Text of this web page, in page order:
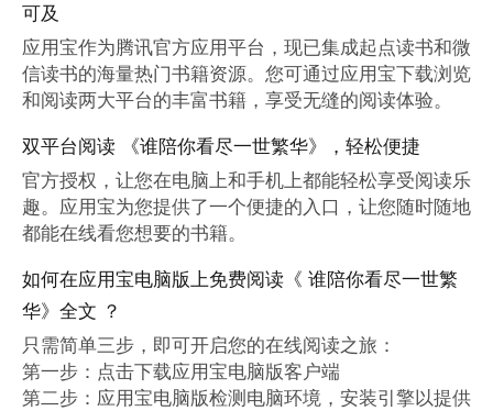
可及
应用宝作为腾讯官方应用平台，现已集成起点读书和微
信读书的海量热门书籍资源。您可通过应用宝下载浏览
和阅读两大平台的丰富书籍，享受无缝的阅读体验。
双平台阅读 《谁陪你看尽一世繁华》，轻松便捷
官方授权，让您在电脑上和手机上都能轻松享受阅读乐
趣。应用宝为您提供了一个便捷的入口，让您随时随地
都能在线看您想要的书籍。
如何在应用宝电脑版上免费阅读《 谁陪你看尽一世繁
华》全文 ？
只需简单三步，即可开启您的在线阅读之旅：
第一步：点击下载应用宝电脑版客户端
第二步：应用宝电脑版检测电脑环境，安装引擎以提供